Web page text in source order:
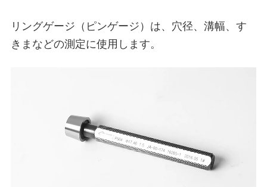
リングゲージ（ピンゲージ）は、穴径、溝幅、す
きまなどの測定に使用します。